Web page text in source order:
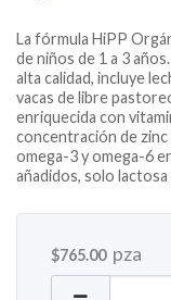
La fórmula HiPP
de niños de 1 a 3
alta calidad, incluye
vacas de libre
enriquecida con
concentración de zinc
omega-3 y omega-6
añadidos, solo
$765.00 pza
Fórmula